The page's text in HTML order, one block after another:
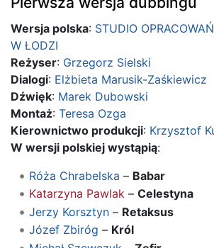
Wersja polska: STUDIO
W ŁODZI
Reżyser: Grzegorz Sielski
Dialogi: Elżbieta Marusik-Zaśkiewicz
Dźwięk: Marek Dubowski
Montaż: Teresa Ozga
Kierownictwo produkcji: Krzysztof
W wersji polskiej wystąpią:
Róża Chrabelska – Babar
Katarzyna Pawlak– Celestyna
Jerzy Korsztyn– Retaksus
Józef Zbiróg – Król